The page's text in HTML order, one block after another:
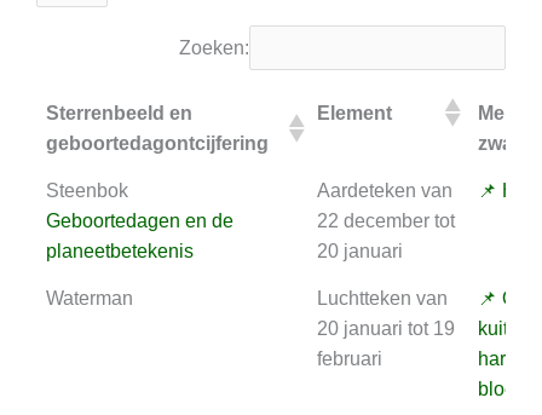
Zoeken:
Sterrenbeeld en
geboortedagontcijfering
Element
Sterrenbeeld en
geboortedagontcijfering
Element
Steenbok
Geboortedagen en de
planeetbetekenis
Aardeteken van
22 december tot
20 januari
📌 Het
Waterman
Luchtteken van
20 januari tot 19
februari
📌
kuit,
hart